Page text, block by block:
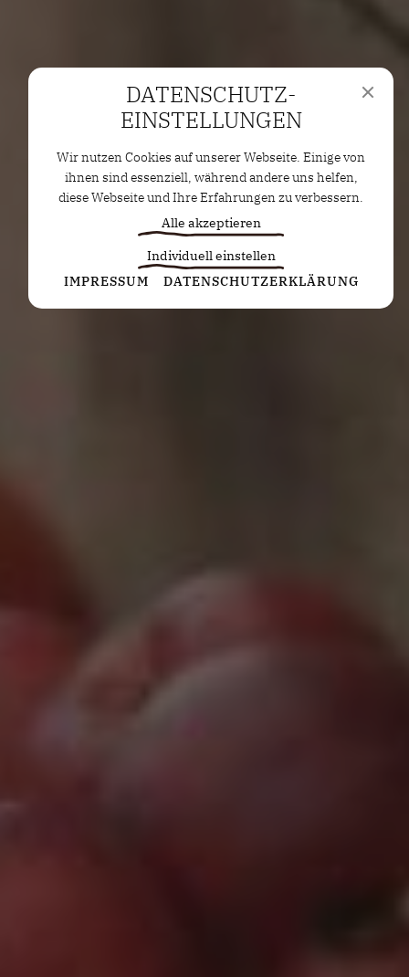
DATENSCHUTZ­
EINSTELLUNGEN
Wir nutzen Cookies auf unserer Webseite. Einige von
ihnen sind essenziell, während andere uns helfen,
diese Webseite und Ihre Erfahrungen zu verbessern.
Alle akzeptieren
Individuell einstellen
Statistiken
Diese Cookies erfassen anonyme Statistiken. Diese
IMPRESSUM DATENSCHUTZERKLÄRUNG